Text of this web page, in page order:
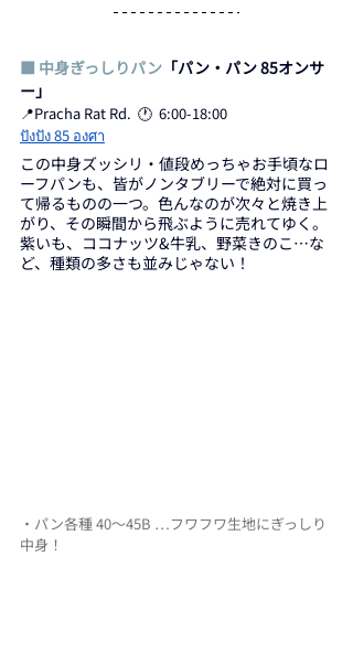
■ 中身ぎっしりパン 「パン・パン 85オンサ
ー」
📍Pracha Rat Rd.  🕐  6:00-18:00
ปังปัง 85 องศา
この中身ズッシリ・値段めっちゃお手頃なロ
ーフパンも、皆がノンタブリーで絶対に買っ
て帰るものの一つ。色んなのが次々と焼き上
がり、その瞬間から飛ぶように売れてゆく。
紫いも、ココナッツ&牛乳、野菜きのこ…な
ど、種類の多さも並みじゃない！
・パン各種 40〜45B …フワフワ生地にぎっしり
中身！